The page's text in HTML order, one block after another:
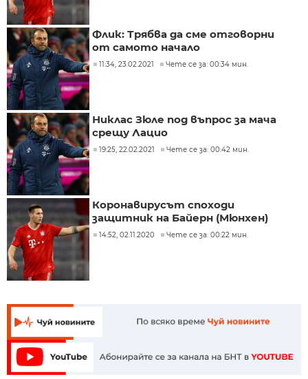
Флик: Трябва да сме отговорни
от самото начало
11:34, 23.02.2021 Чете се за: 00:34 мин.
Никлас Зюле под въпрос за мача
срещу Лацио
19:25, 22.02.2021 Чете се за: 00:42 мин.
Коронавирусът споходи
защитник на Байерн (Мюнхен)
14:52, 02.11.2020 Чете се за: 00:22 мин.